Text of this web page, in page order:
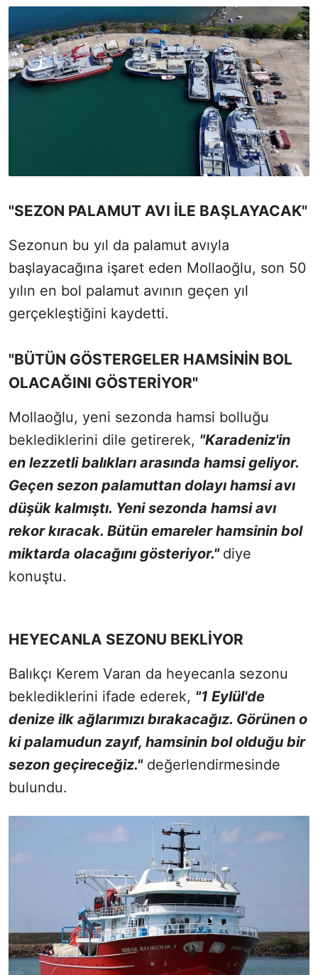
"SEZON PALAMUT AVI İLE BAŞLAYACAK"
Sezonun bu yıl da palamut avıyla
başlayacağına işaret eden Mollaoğlu, son 50
yılın en bol palamut avının geçen yıl
gerçekleştiğini kaydetti.
"BÜTÜN GÖSTERGELER HAMSİNİN BOL
OLACAĞINI GÖSTERİYOR"
Mollaoğlu, yeni sezonda hamsi bolluğu
beklediklerini dile getirerek, "Karadeniz'in
en lezzetli balıkları arasında hamsi geliyor.
Geçen sezon palamuttan dolayı hamsi avı
düşük kalmıştı. Yeni sezonda hamsi avı
rekor kıracak. Bütün emareler hamsinin bol
miktarda olacağını gösteriyor." diye
konuştu.
HEYECANLA SEZONU BEKLİYOR
Balıkçı Kerem Varan da heyecanla sezonu
beklediklerini ifade ederek, "1 Eylül'de
denize ilk ağlarımızı bırakacağız. Görünen o
ki palamudun zayıf, hamsinin bol olduğu bir
sezon geçireceğiz."değerlendirmesinde
bulundu.